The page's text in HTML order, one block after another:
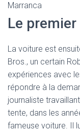
Marranca
Le
La voiture est
Bros., un certain
expériences avec
répondre à la
journaliste
tente, dans les
fameuse voiture. Il